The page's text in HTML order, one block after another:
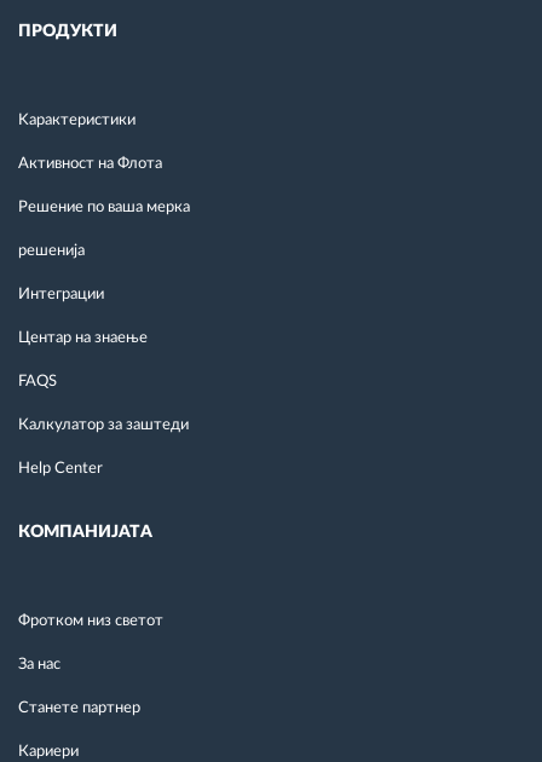
ПРОДУКТИ
Kарактеристики
Активност на Флота
Решение по ваша мерка
решенија
Интеграции
Центар на знаење
FAQS
Калкулатор за заштеди
Help Center
КОМПАНИЈАТА
Фротком низ светот
За нас
Станете партнер
Кариери